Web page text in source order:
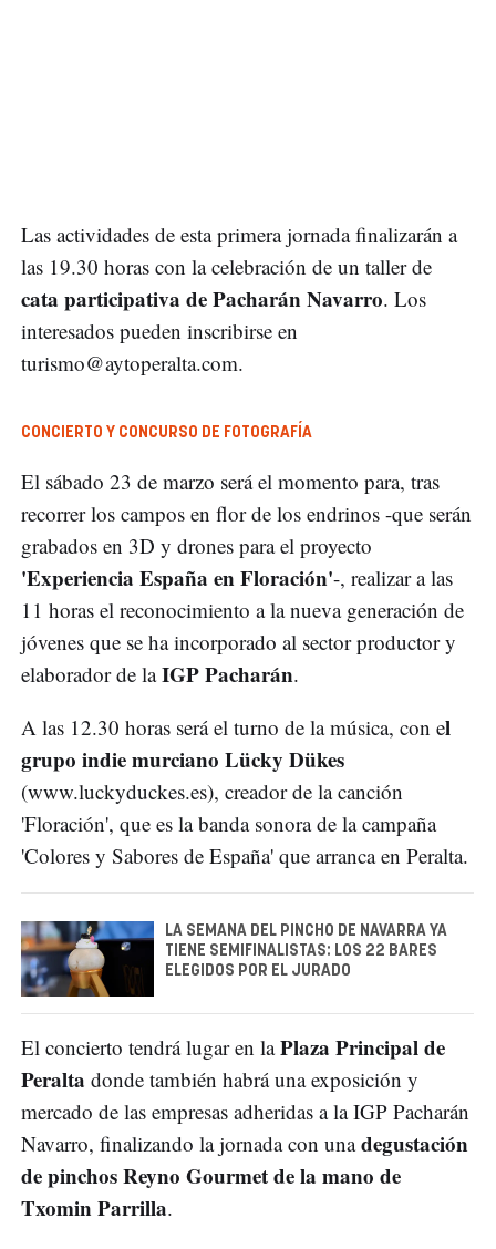
Las actividades de esta primera jornada finalizarán a
las 19.30 horas con la celebración de un taller de
cata participativa de Pacharán Navarro. Los
interesados pueden inscribirse en
turismo@aytoperalta.com.
CONCIERTO Y CONCURSO DE FOTOGRAFÍA
El sábado 23 de marzo será el momento para, tras
recorrer los campos en flor de los endrinos -que serán
grabados en 3D y drones para el proyecto
'Experiencia España en Floración'-, realizar a las
11 horas el reconocimiento a la nueva generación de
jóvenes que se ha incorporado al sector productor y
elaborador de laIGP Pacharán.
A las 12.30 horas será el turno de la música, con el
grupo indie murciano Lücky Dükes
(www.luckyduckes.es), creador de la canción
'Floración', que es la banda sonora de la campaña
'Colores y Sabores de España' que arranca en Peralta.
LA SEMANA DEL PINCHO DE NAVARRA YA
TIENE SEMIFINALISTAS: LOS 22 BARES
ELEGIDOS POR EL JURADO
El concierto tendrá lugar en laPlaza Principal de
Peralta donde también habrá una exposición y
mercado de las empresas adheridas a la IGP Pacharán
Navarro, finalizando la jornada con unadegustación
de pinchos Reyno Gourmet de la mano de
Txomin Parrilla.